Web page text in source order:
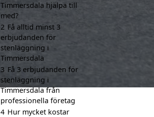
Timmersdala hjälpa till
med?
2 Få alltid minst 3
erbjudanden för
stenläggning i
Timmersdala
3 Få 3 erbjudanden för
stenläggning i
Timmersdala från
professionella företag
4 Hur mycket kostar